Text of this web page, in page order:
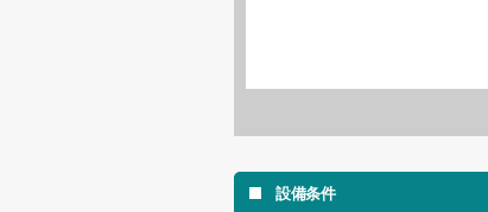
設備条件